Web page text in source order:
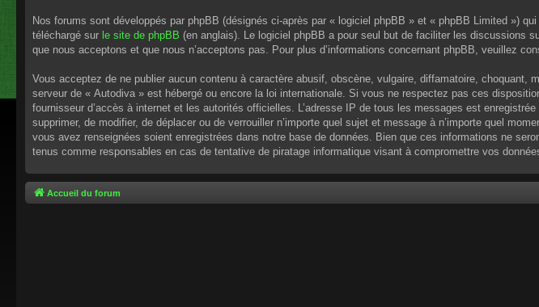
Nos forums sont développés par phpBB (désignés ci-après par « logiciel phpBB » et « phpBB Limited »)
téléchargé sur le site de phpBB (en anglais). Le logiciel phpBB a pour seul but de faciliter les discussions
que nous acceptons et que nous n’acceptons pas. Pour plus d’informations concernant phpBB, veuillez
Vous acceptez de ne publier aucun contenu à caractère abusif, obscène, vulgaire, diffamatoire,
serveur de « Autodiva » est hébergé ou encore la loi internationale. Si vous ne respectez pas ces
fournisseur d’accès à internet et les autorités officielles. L’adresse IP de tous les messages est
supprimer, de modifier, de déplacer ou de verrouiller n’importe quel sujet et message à n’importe quel
vous avez renseignées soient enregistrées dans notre base de données. Bien que ces informations ne
tenus comme responsables en cas de tentative de piratage informatique visant à compromettre vos
Accueil du forum